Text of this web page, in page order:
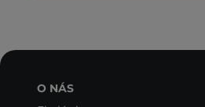
O NÁS